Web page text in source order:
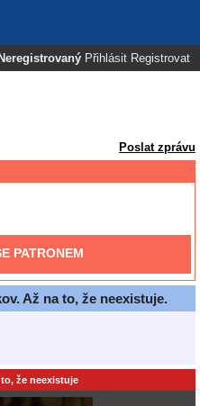
Neregistrovaný Přihlásit Registrovat
Poslat zprávu
PATRONEM
Až na to, že neexistuje.
že neexistuje